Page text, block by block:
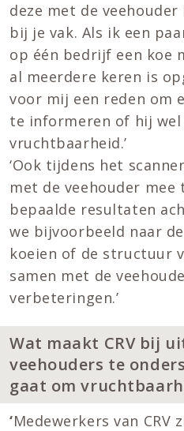
deze met de
bij je vak. Als ik een
op één bedrijf een koe
al meerdere keren is
voor mij een reden om
te informeren of hij wel
vruchtbaarheid.’
‘Ook tijdens het
met de veehouder mee
bepaalde resultaten
we bijvoorbeeld naar
koeien of de structuur
samen met de
verbeteringen.’
Wat maakt CRV bij
veehouders te
gaat om
‘Medewerkers van CRV